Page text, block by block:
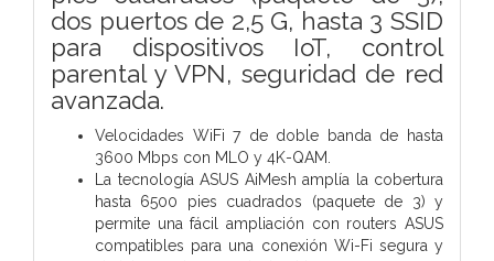
dos puertos de 2,5 G, hasta 3 SSID
para dispositivos IoT, control
parental y VPN, seguridad de red
avanzada.
Velocidades WiFi 7 de doble banda de hasta
3600 Mbps con MLO y 4K-QAM.
La tecnología ASUS AiMesh amplía la cobertura
hasta 6500 pies cuadrados (paquete de 3) y
permite una fácil ampliación con routers ASUS
compatibles para una conexión Wi-Fi segura y